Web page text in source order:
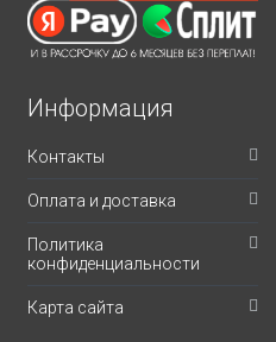
Информация
Контакты
Оплата и доставка
Политика
конфиденциальности
Карта сайта